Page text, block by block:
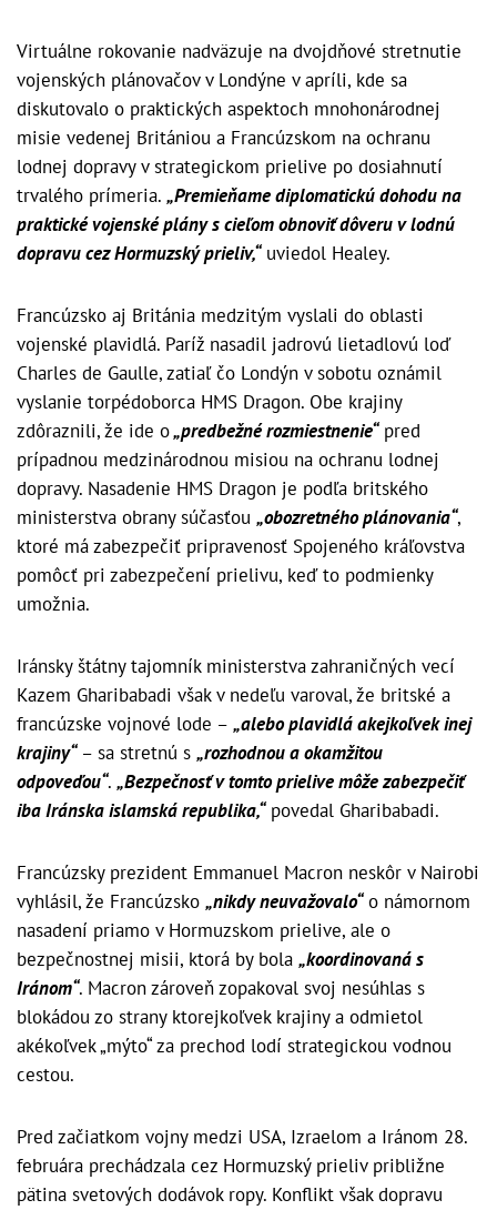
Virtuálne rokovanie nadväzuje na dvojdňové stretnutie
vojenských plánovačov v Londýne v apríli, kde sa
diskutovalo o praktických aspektoch mnohonárodnej
misie vedenej Britániou a Francúzskom na ochranu
lodnej dopravy v strategickom prielive po dosiahnutí
trvalého prímeria. „Premieňame diplomatickú dohodu na
praktické vojenské plány s cieľom obnoviť dôveru v lodnú
dopravu cez Hormuzský prieliv,“uviedol Healey.
Francúzsko aj Británia medzitým vyslali do oblasti
vojenské plavidlá. Paríž nasadil jadrovú lietadlovú loď
Charles de Gaulle, zatiaľ čo Londýn v sobotu oznámil
vyslanie torpédoborca HMS Dragon. Obe krajiny
zdôraznili, že ide o„predbežné rozmiestnenie“pred
prípadnou medzinárodnou misiou na ochranu lodnej
dopravy. Nasadenie HMS Dragon je podľa britského
ministerstva obrany súčasťou „obozretného plánovania“,
ktoré má zabezpečiť pripravenosť Spojeného kráľovstva
pomôcť pri zabezpečení prielivu, keď to podmienky
umožnia.
Iránsky štátny tajomník ministerstva zahraničných vecí
Kazem Gharibabadi však v nedeľu varoval, že britské a
francúzske vojnové lode – „alebo plavidlá akejkoľvek inej
krajiny“– sa stretnú s „rozhodnou a okamžitou
odpoveďou“. „Bezpečnosť v tomto prielive môže zabezpečiť
iba Iránska islamská republika,“povedal Gharibabadi.
Francúzsky prezident Emmanuel Macron neskôr v Nairobi
vyhlásil, že Francúzsko „nikdy neuvažovalo“o námornom
nasadení priamo v Hormuzskom prielive, ale o
bezpečnostnej misii, ktorá by bola „koordinovaná s
Iránom“. Macron zároveň zopakoval svoj nesúhlas s
blokádou zo strany ktorejkoľvek krajiny a odmietol
akékoľvek „mýto“ za prechod lodí strategickou vodnou
cestou.
Pred začiatkom vojny medzi USA, Izraelom a Iránom 28.
februára prechádzala cez Hormuzský prieliv približne
pätina svetových dodávok ropy. Konflikt však dopravu